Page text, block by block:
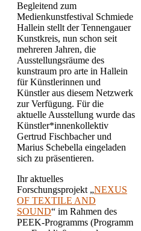
Begleitend zum
Medienkunstfestival Schmiede
Hallein stellt der Tennengauer
Kunstkreis, nun schon seit
mehreren Jahren, die
Ausstellungsräume des
kunstraum pro arte in Hallein
für Künstlerinnen und
Künstler aus diesem Netzwerk
zur Verfügung. Für die
aktuelle Ausstellung wurde das
Künstler*innenkollektiv
Gertrud Fischbacher und
Marius Schebella eingeladen
sich zu präsentieren.
Ihr aktuelles
Forschungsprojekt „NEXUS
OF TEXTILE AND
SOUND“ im Rahmen des
PEEK-Programms (Programm